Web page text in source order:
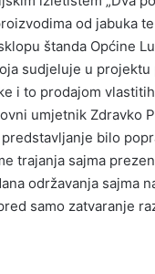
od jabuka
štanda Općine
sudjeluje u
i to prodajom
umjetnik Zdravko
bilo
trajanja sajma
održavanja sajma
samo zatvaranje